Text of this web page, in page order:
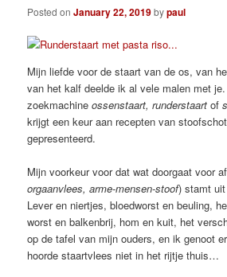
Posted onJanuary 22, 2019bypaul
Mijn liefde voor de staart van de os, van
van het kalf deelde ik al vele malen met
zoekmachineossenstaart, runderstaart of
krijgt een keur aan recepten van
gepresenteerd.
Mijn voorkeur voor dat wat doorgaat voor
orgaanvlees, arme-mensen-stoof) stamt
Lever en niertjes, bloedworst en beuling,
worst en balkenbrij, hom en kuit, het
op de tafel van mijn ouders, en ik genoot
hoorde staartvlees niet in het rijtje thuis…